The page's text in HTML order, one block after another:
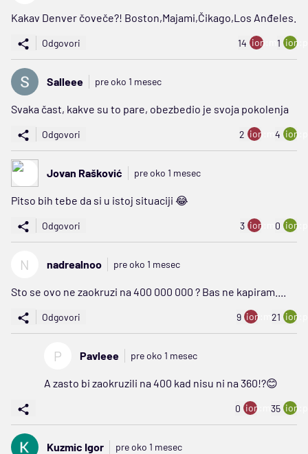
Kakav Denver čoveče?! Boston,Majami,Čikago,Los Anđeles.
Odgovori 14 ion:minus
1
Salleee pre oko 1 mesec
Svaka čast, kakve su to pare, obezbedio je svoja pokolenja
Odgovori 2 ion:minus
4
Jovan Rašković pre oko 1 mesec
Pitso bih tebe da si u istoj situaciji 😂
Odgovori 3 ion:minus
0
N nadrealnoo pre oko 1 mesec
Sto se ovo ne zaokruzi na 400 000 000 ? Bas ne kapiram....
Odgovori 9 ion:minus
21
P Pavleee pre oko 1 mesec
A zasto bi zaokruzili na 400 kad nisu ni na 360!?😊
0 ion:minus
35
Kuzmic Igor pre oko 1 mesec